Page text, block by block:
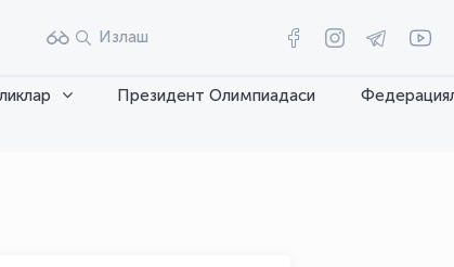
Излаш
Президент Олимпиадаси